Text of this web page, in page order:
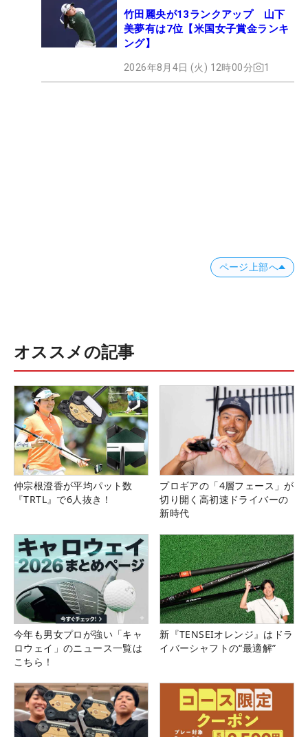
竹田麗央が13ランクアップ 山下
美夢有は7位【米国女子賞金ランキ
ング】
2026年8月4日 (火) 12時00分 1
ページ上部へ
オススメの記事
仲宗根澄香が平均パット数
『TRTL』で6人抜き！
プロギアの「4層フェース」が
切り開く高初速ドライバーの
新時代
今年も男女プロが強い「キャ
ロウェイ」のニュース一覧は
こちら！
新『TENSEIオレンジ』はドラ
イバーシャフトの“最適解”